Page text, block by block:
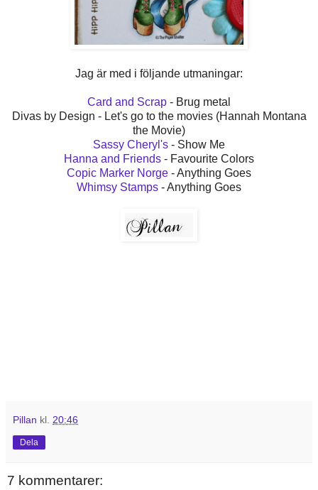
Jag är med i följande utmaningar:
Card and Scrap - Brug metal
Divas by Design - Let's go to the movies (Hannah Montana
the Movie)
Sassy Cheryl's - Show Me
Hanna and Friends - Favourite Colors
Copic Marker Norge - Anything Goes
Whimsy Stamps - Anything Goes
Pillan kl. 20:46
Dela
7 kommentarer: